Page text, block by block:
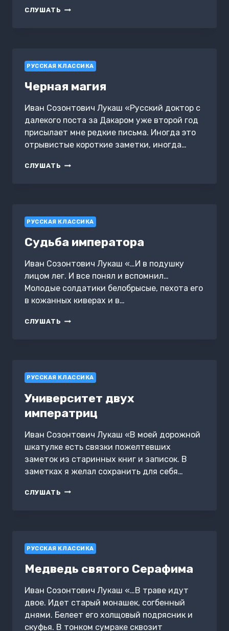
СЛУШАТЬ КАПИТАН
РУССКАЯ КЛАССИКА
Черная магия
Иван Созонтович Лукаш «Русский доктор с
далекого поста за Дакаром уже второй год
присылает мне редкие письма. Иногда это
отрывистые короткие заметки, иногда…
СЛУШАТЬ ЧЕРНАЯ
РУССКАЯ КЛАССИКА
Судьба императора
Иван Созонтович Лукаш «…И в подушку
лицом лег. И все понял и вспомнил…
Молодые солдатики белобрысые, пехота его
в кожанных киверах и в…
СЛУШАТЬ СУДЬБА
РУССКАЯ КЛАССИКА
Университет двух
императриц
Иван Созонтович Лукаш «В моей дорожной
шкатулке есть связки пожелтевших
заметок из старинных книг и записок. В
заметках я желал сохранить для себя…
СЛУШАТЬ УНИВЕРСИТЕТ
РУССКАЯ КЛАССИКА
Медведь святого Серафима
Иван Созонтович Лукаш «…В траве идут
двое. Идет старый монашек, согбенный
днями. Белеет его холщовый подрясник и
скуфья. В тонком сумраке сквозит